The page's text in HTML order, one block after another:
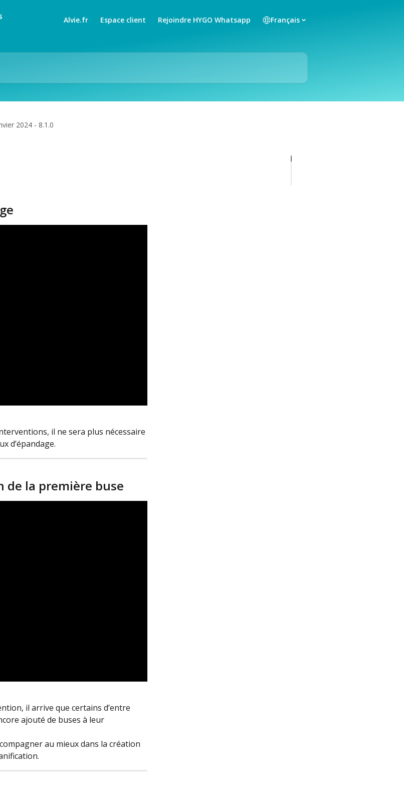
Alvie.fr Espace client Rejoindre HYGO Whatsapp Français
2024 - 8.1.0
il ne sera plus nécessaire
d’épandage.
de la première buse
il arrive que certains d’entre
ajouté de buses à leur
au mieux dans la création